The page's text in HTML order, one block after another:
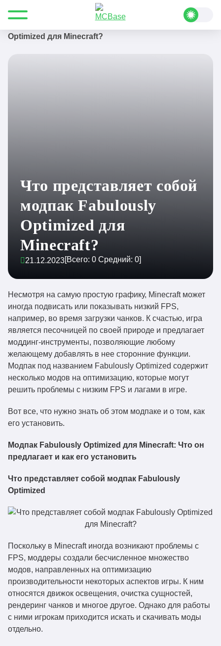
Все для Minecraft Полезные статьи
Руководства
Optimized для Minecraft?
Что представляет собой
модпак Fabulously
Optimized для
Minecraft?
21.12.2023[Всего: 0 Средний: 0]
Несмотря на самую простую графику, Minecraft может
иногда подвисать или показывать низкий FPS,
например, во время загрузки чанков. К счастью, игра
является песочницей по своей природе и предлагает
моддинг-инструменты, позволяющие любому
желающему добавлять в нее сторонние функции.
Модпак под названием Fabulously Optimized содержит
несколько модов на оптимизацию, которые могут
решить проблемы с низким FPS и лагами в игре.
Вот все, что нужно знать об этом модпаке и о том, как
его установить.
Модпак Fabulously Optimized для Minecraft: Что он
предлагает и как его установить
Что представляет собой модпак Fabulously
Optimized
Поскольку в Minecraft иногда возникают проблемы с
FPS, моддеры создали бесчисленное множество
модов, направленных на оптимизацию
производительности некоторых аспектов игры. К ним
относятся движок освещения, очистка сущностей,
рендеринг чанков и многое другое. Однако для работы
с ними игрокам приходится искать и скачивать моды
отдельно.